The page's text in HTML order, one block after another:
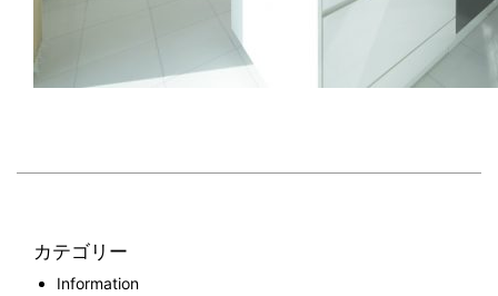
カテゴリー
Information